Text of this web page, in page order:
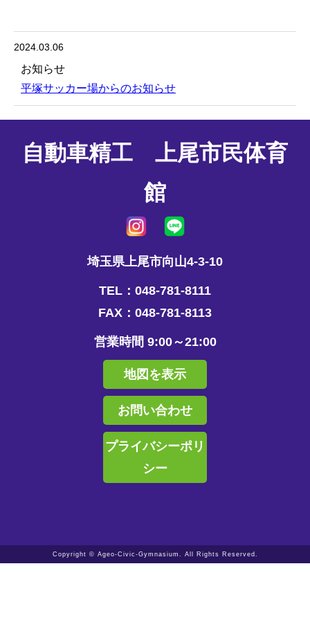
2024.03.06
お知らせ
平塚サッカー場からのお知らせ
自動車精工 上尾市民体育
館
埼玉県上尾市向山4-3-10
TEL：048-781-8111
FAX：048-781-8113
営業時間 9:00～21:00
地図を表示
お問い合わせ
プライバシーポリ
シー
Copyright © Ageo-Civic-Gymnasium. All Rights Reserved.